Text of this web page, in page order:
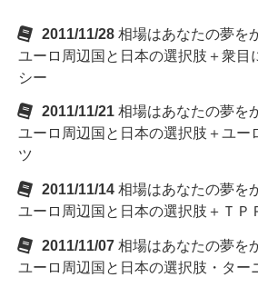
2011/11/28 相場はあなたの夢を
ユーロ周辺国と日本の選択肢＋衆目
シー
2011/11/21 相場はあなたの夢を
ユーロ周辺国と日本の選択肢＋ユー
ツ
2011/11/14 相場はあなたの夢を
ユーロ周辺国と日本の選択肢＋ＴＰ
2011/11/07 相場はあなたの夢を
ユーロ周辺国と日本の選択肢・ター